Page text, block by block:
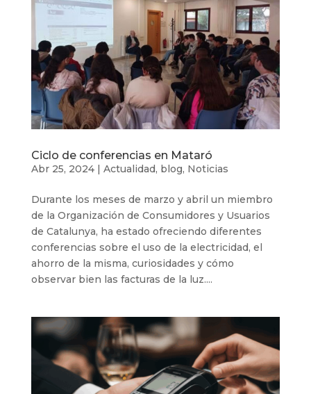
Ciclo de conferencias en Mataró
Abr 25, 2024| Actualidad, blog, Noticias
Durante los meses de marzo y abril un miembro
de la Organización de Consumidores y Usuarios
de Catalunya, ha estado ofreciendo diferentes
conferencias sobre el uso de la electricidad, el
ahorro de la misma, curiosidades y cómo
observar bien las facturas de la luz....